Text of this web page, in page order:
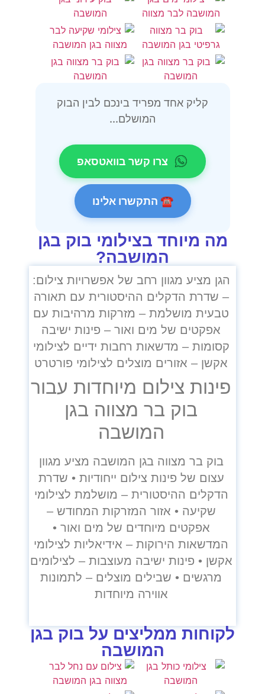
קליק אחד מפריד בינכם לבין הבוק
המושלם...
צרו קשר בוואטסאפ
☎ התקשרו אלינו
מה מיוחד בצילומי בוק בגן
המושבה?
הגן מציע מגוון רחב של אפשרויות צילום:
– שדרת הדקלים ההיסטורית עם תאורה
טבעית מושלמת – מזרקות מרהיבות עם
אפקטים של מים ואור – פינות ישיבה
קסומות – מדשאות רחבות ידיים לצילומי
אקשן – אזורים מוצלים לצילומי פורטרט
פינות צילום מיוחדות עבור
בוק בר מצווה בגן
המושבה
בוק בר מצווה בגן המושבה מציע מגוון
עצום של פינות צילום ייחודיות • שדרת
הדקלים ההיסטורית – מושלמת לצילומי
שקיעה • אזור המזרקות המחודש –
אפקטים מיוחדים של מים ואור •
המדשאות הירוקות – אידיאליות לצילומי
אקשן • פינות ישיבה מעוצבות – לצילומים
מרגשים • שבילים מוצלים – לתמונות
אווירה מיוחדות
לקוחות ממליצים על בוק בגן
המושבה